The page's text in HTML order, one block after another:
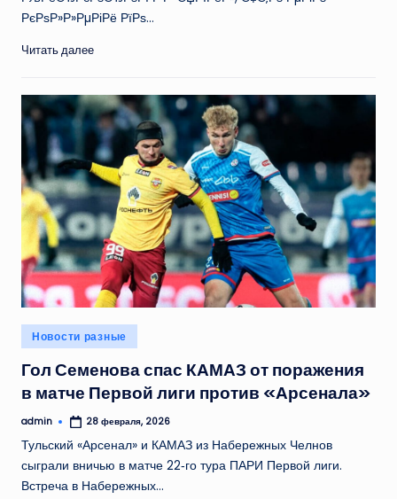
РєРѕР»Р»РµРіРё РїРѕ…
Читать далее
Опубликовано
в
Новости разные
Гол Семенова спас КАМАЗ от поражения
в матче Первой лиги против «Арсенала»
Запись
admin 28 февраля, 2026
Тульский «Арсенал» и КАМАЗ из Набережных Челнов
сыграли вничью в матче 22‑го тура ПАРИ Первой лиги.
Встреча в Набережных…